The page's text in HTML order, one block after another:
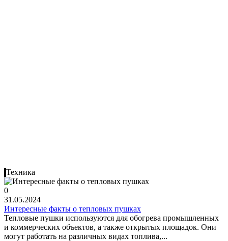
Техника
0
31.05.2024
Интересные факты о тепловых пушках
Тепловые пушки используются для обогрева промышленных
и коммерческих объектов, а также открытых площадок. Они
могут работать на различных видах топлива,...